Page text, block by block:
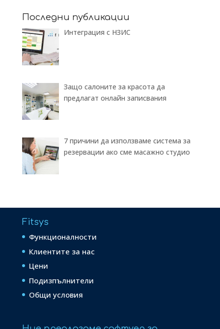
Последни публикации
Интеграция с НЗИС
Защо салоните за красота да
предлагат онлайн записвания
7 причини да използваме система за
резервации ако сме масажно студио
Fitsys
Функционалности
Клиентите за нас
Цени
Подизпълнители
Общи условия